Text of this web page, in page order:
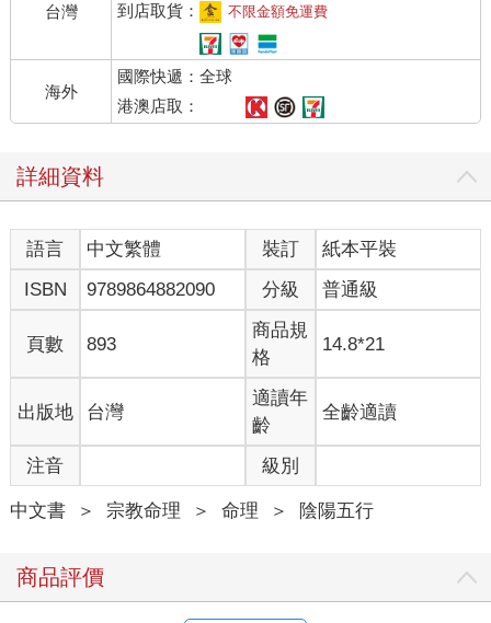
台灣
到店取貨：
不限金額免運費
海外
國際快遞：全球
港澳店取：
詳細資料
語言 中文繁體 裝訂
紙本平裝
ISBN
9789864882090 分級 普通級
頁數 893
商品規
格
14.8*21
出版地 台灣
適讀年
齡
全齡適讀
注音 級別
中文書 ＞ 宗教命理 ＞ 命理 ＞ 陰陽五行
商品評價